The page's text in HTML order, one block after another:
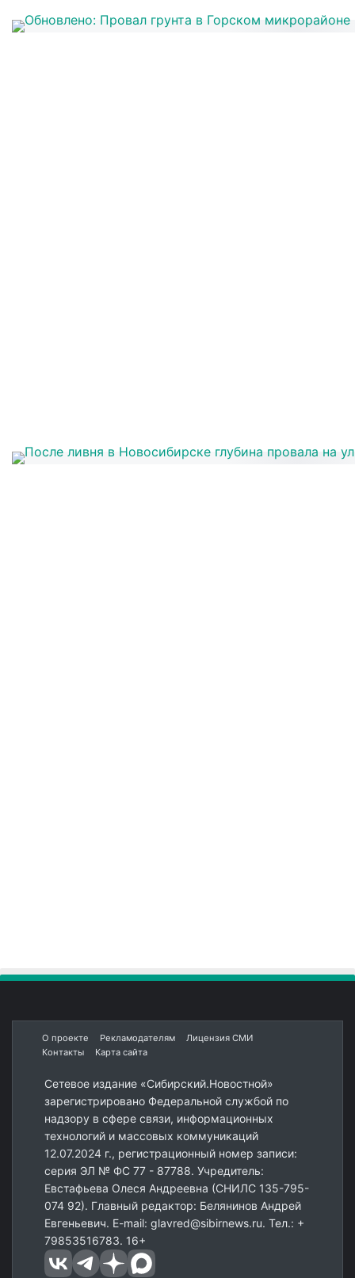
О проекте Рекламодателям
Лицензия СМИ
Контакты
Карта сайта
Сетевое издание «Сибирский.Новостной»
зарегистрировано Федеральной службой по
надзору в сфере связи, информационных
технологий и массовых коммуникаций
12.07.2024 г., регистрационный номер записи:
серия ЭЛ № ФС 77 - 87788. Учредитель:
Евстафьева Олеся Андреевна (СНИЛС 135-795-
074 92). Главный редактор: Белянинов Андрей
Евгеньевич. E-mail: glavred@sibirnews.ru. Тел.: +
79853516783. 16+